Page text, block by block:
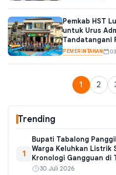
Pemkab HST
untuk Urus
Tandatangani
Polres
PEMERINTAHAN
1 2
Trending
1
Bupati Tabalong
Warga Keluhkan Listrik
Kronologi Gangguan di
30 Juli 2026